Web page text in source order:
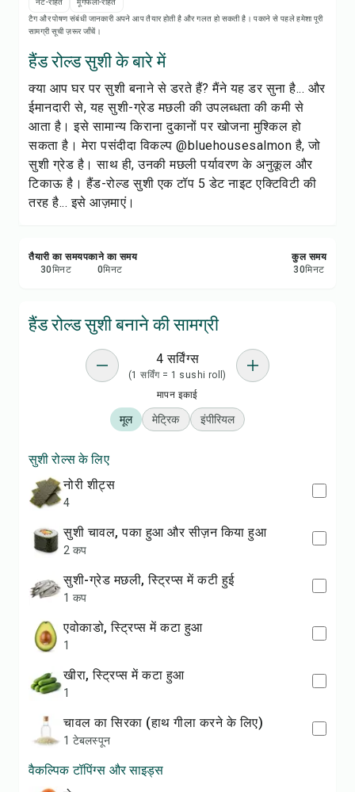
सेव करें
शेयर करें
रिपोर्ट करें
नट-रहित
मूंगफली-रहित
टैग और पोषण संबंधी जानकारी अपने आप तैयार होती है और गलत हो सकती है। पकाने से पहले हमेशा पूरी
सामग्री सूची ज़रूर जाँचें।
हैंड रोल्ड सुशी के बारे में
क्या आप घर पर सुशी बनाने से डरते हैं? मैंने यह डर सुना है... और
ईमानदारी से, यह सुशी-ग्रेड मछली की उपलब्धता की कमी से
आता है। इसे सामान्य किराना दुकानों पर खोजना मुश्किल हो
सकता है। मेरा पसंदीदा विकल्प @bluehousesalmon है, जो
सुशी ग्रेड है। साथ ही, उनकी मछली पर्यावरण के अनुकूल और
टिकाऊ है। हैंड-रोल्ड सुशी एक टॉप 5 डेट नाइट एक्टिविटी की
तरह है... इसे आज़माएं।
तैयारी का समय
30मिनट
पकाने का समय
0मिनट
कुल समय
30मिनट
हैंड रोल्ड सुशी बनाने की सामग्री
4 सर्विंग्स
(1 सर्विंग = 1 sushi roll)
मापन इकाई
मूल मेट्रिक इंपीरियल
सुशी रोल्स के लिए
नोरी शीट्स
4
सुशी चावल, पका हुआ और सीज़न किया हुआ
2 कप
सुशी-ग्रेड मछली, स्ट्रिप्स में कटी हुई
1 कप
एवोकाडो, स्ट्रिप्स में कटा हुआ
1
खीरा, स्ट्रिप्स में कटा हुआ
1
चावल का सिरका (हाथ गीला करने के लिए)
1 टेबलस्पून
वैकल्पिक टॉपिंग्स और साइड्स